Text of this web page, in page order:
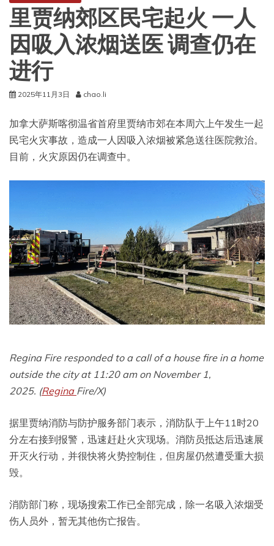
里贾纳郊区民宅起火 一人
因吸入浓烟送医 调查仍在
进行
2025年11月3日 chao.li
加拿大萨斯喀彻温省首府里贾纳市郊在本周六上午发生一起
民宅火灾事故，造成一人因吸入浓烟被紧急送往医院救治。
目前，火灾原因仍在调查中。
Regina Fire responded to a call of a house fire in a home
outside the city at 11:20 am on November 1,
2025. (Regina Fire/X)
据里贾纳消防与防护服务部门表示，消防队于上午11时20
分左右接到报警，迅速赶赴火灾现场。消防员抵达后迅速展
开灭火行动，并很快将火势控制住，但房屋仍然遭受重大损
毁。
消防部门称，现场搜索工作已全部完成，除一名吸入浓烟受
伤人员外，暂无其他伤亡报告。